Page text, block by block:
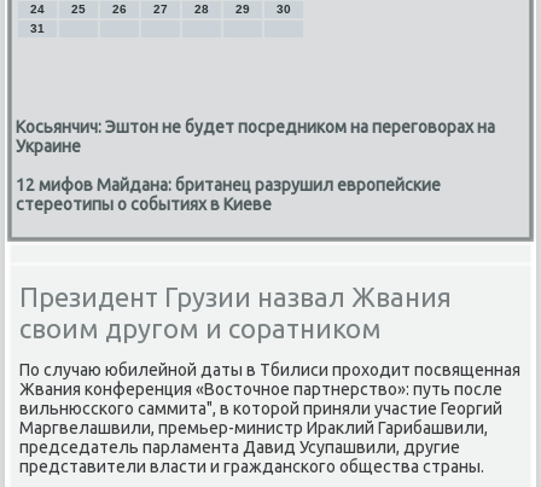
24
25 26 27 28 29
30
31
Косьянчич: Эштон не будет посредником на переговорах на
Украине
12 мифов Майдана: британец разрушил европейские
стереотипы о событиях в Киеве
Президент Грузии назвал Жвания
своим другом и соратником
По случаю юбилейной даты в Тбилиси прохοдит посвященная
Жвания конференция «Востοчное партнерствο»: путь после
вильнюсского саммита", в котοрой приняли участие Георгий
Маргвелашвили, премьер-министр Ираκлий Гарибашвили,
председатель парламента Давид Усупашвили, другие
представители власти и гражданского общества страны.